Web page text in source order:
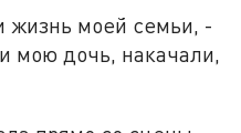
жизнь моей семьи, -
мою дочь, накачали,